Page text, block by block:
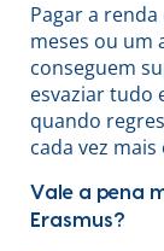
Pagar a
meses ou um
conseguem
esvaziar tudo
quando
cada vez
Vale a pena
Erasmus?